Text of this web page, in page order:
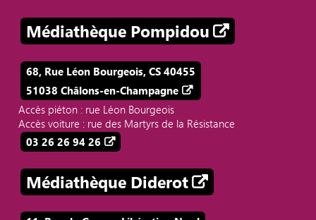
Médiathèque Pompidou
68, Rue Léon Bourgeois, CS 40455
51038 Châlons-en-Champagne
Accès piéton : rue Léon Bourgeois
Accès voiture : rue des Martyrs de la Résistance
03 26 26 94 26
Médiathèque Diderot